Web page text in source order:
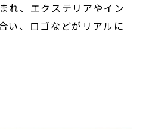
れ、エクステリアやイン
い、ロゴなどがリアルに